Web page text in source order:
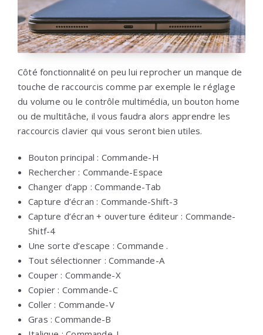
Côté fonctionnalité on peu lui reprocher un manque de
touche de raccourcis comme par exemple le réglage
du volume ou le contrôle multimédia, un bouton home
ou de multitâche, il vous faudra alors apprendre les
raccourcis clavier qui vous seront bien utiles.
Bouton principal : Commande-H
Rechercher : Commande-Espace
Changer d’app : Commande-Tab
Capture d’écran : Commande-Shift-3
Capture d’écran + ouverture éditeur : Commande-
Shitf-4
Une sorte d’escape : Commande .
Tout sélectionner : Commande-A
Couper : Commande-X
Copier : Commande-C
Coller : Commande-V
Gras : Commande-B